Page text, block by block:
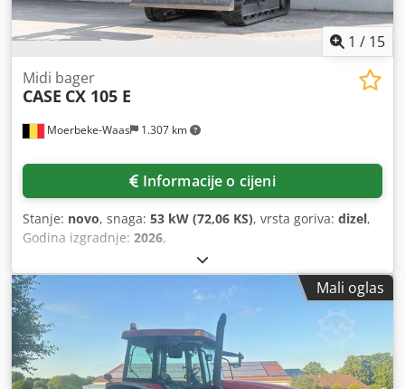
1 / 15
Moerbeke-Waas 1.307 km
Midi bager
CASE CX 105 E
Informacije o cijeni
Stanje: novo, snaga: 53 kW (72,06 KS), vrsta goriva: dizel,
Godina izgradnje: 2026,
Mali oglas